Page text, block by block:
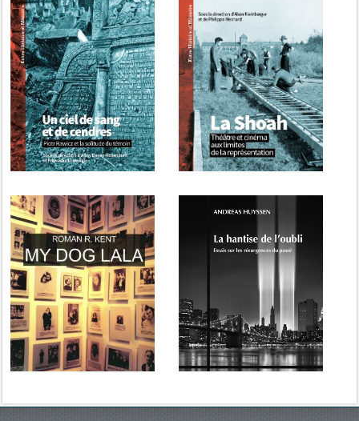
Anny Dayan Rosenman,
Fransiska Louwagie
(dir.), Un ciel de sang et
de cendres. Piotr
Rawicz et la solitude du
témoin...
Alain Kleinberger,
Philippe Mesnard
(dir.), La Shoah.
Théâtre et cinéma aux
limites de la
représentation
Roman R. Kent, My Dog
Lala. La touchante
histoire vraie d'un jeune
garçon et de son chien
durant l'Holocauste
Andreas Huyssen, La
hantise de l’oubli. Essais
passé